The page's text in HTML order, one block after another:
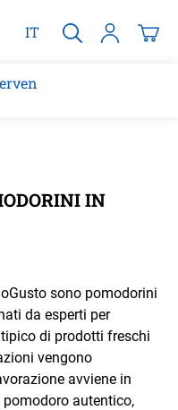
IT
IN
sono pomodorini
da esperti per
di prodotti freschi
vengono
avviene in
autentico,